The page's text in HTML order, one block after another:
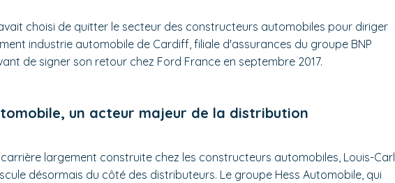
avait choisi de quitter le secteur des constructeurs automobiles pour diriger
industrie automobile de Cardiff, filiale d'assurances du groupe BNP
de signer son retour chez Ford France en septembre 2017.
un acteur majeur de la distribution
largement construite chez les constructeurs automobiles, Louis-Carl
désormais du côté des distributeurs. Le groupe Hess Automobile, qui